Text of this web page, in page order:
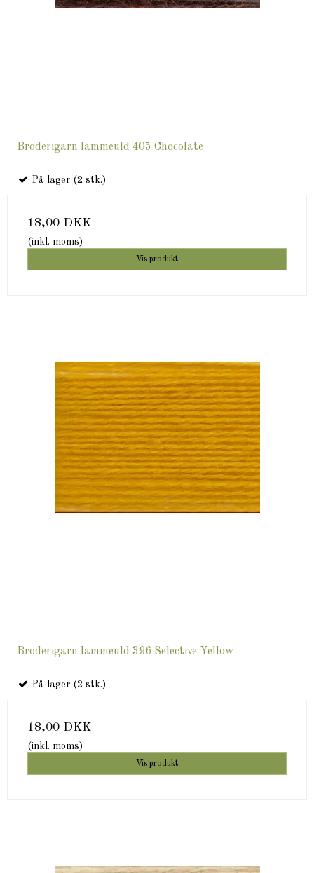
Broderigarn lammeuld 405 Chocolate
På lager (2 stk.)
18,00 DKK
(inkl. moms)
Vis produkt
Broderigarn lammeuld 396 Selective Yellow
På lager (2 stk.)
18,00 DKK
(inkl. moms)
Vis produkt